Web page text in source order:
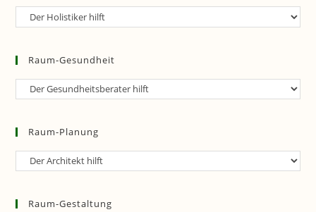
Raum-
Raum-Gesundheit
Raum-
Raum-Planung
Raum-
Raum-Gestaltung